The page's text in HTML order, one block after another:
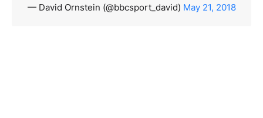
— David Ornstein (@bbcsport_david) May 21, 2018